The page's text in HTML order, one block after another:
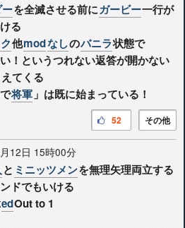
を全滅させる前にガービー一行が
る
他modなしのバニラ状態で
！というつれない返答が開かない
てくる
将軍 」は既に始まっている！
その他
52
12日 15時00分
と ミニッツメンを無理矢理両立する
ドでもいける
edOut to 1